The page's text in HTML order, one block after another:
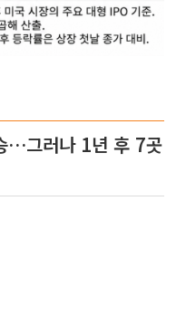
…그러나 1년 후 7곳